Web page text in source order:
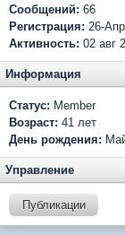
Сообщений: 66
Регистрация: 26-
Активность: 02 авг
Информация
Статус: Member
Возраст: 41 лет
День рождения:
Управление
Публикации